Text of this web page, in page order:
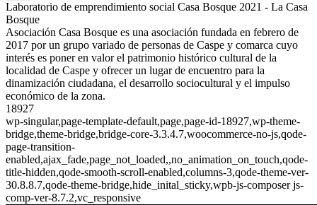
Laboratorio de emprendimiento social Casa Bosque 2021 - La Casa
Bosque
Asociación Casa Bosque es una asociación fundada en febrero de
2017 por un grupo variado de personas de Caspe y comarca cuyo
interés es poner en valor el patrimonio histórico cultural de la
localidad de Caspe y ofrecer un lugar de encuentro para la
dinamización ciudadana, el desarrollo sociocultural y el impulso
económico de la zona.
18927
wp-singular,page-template-default,page,page-id-18927,wp-theme-
bridge,theme-bridge,bridge-core-3.3.4.7,woocommerce-no-js,qode-
page-transition-
enabled,ajax_fade,page_not_loaded,,no_animation_on_touch,qode-
title-hidden,qode-smooth-scroll-enabled,columns-3,qode-theme-ver-
30.8.8.7,qode-theme-bridge,hide_inital_sticky,wpb-js-composer js-
comp-ver-8.7.2,vc_responsive